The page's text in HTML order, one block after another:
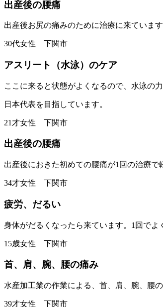
出産後の腰痛
出産後お尻の痛みのために治療に来ていま
30代女性 下関市
アスリート（水泳）のケア
ここに来ると状態がよくなるので、水泳の
日本代表を目指しています。
21才女性 下関市
出産後の腰痛
出産後におきた初めての腰痛が1回の治療で
34才女性 下関市
疲労、だるい
身体がだるくなったら来ています。1回でよ
15歳女性 下関市
首、肩、腕、腰の痛み
水産加工業の作業による、首、肩、腕、腰
39才女性 下関市